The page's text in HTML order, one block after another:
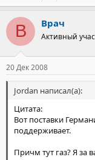
В Врач
Активный
20 Дек 2008
Jordan написал(а):
Цитата:
Вот поставки
поддерживает.
Причм тут газ? Я за